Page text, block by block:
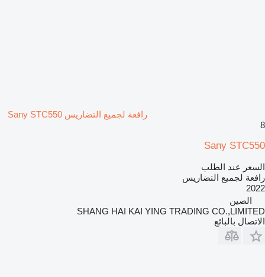
رافعة لجميع التضاريس Sany STC550
8
Sany STC550
السعر عند الطلب
رافعة لجميع التضاريس
2022
الصين
SHANG HAI KAI YING TRADING CO.,LIMITED
الاتصال بالبائع